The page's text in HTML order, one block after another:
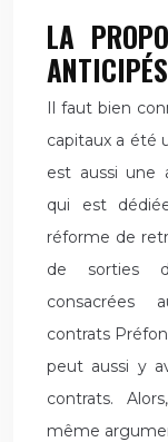
LA
Il faut bien
capitaux a été
est aussi une
qui est
réforme de
de sorties
consacrées
contrats
peut aussi y
contrats.
même